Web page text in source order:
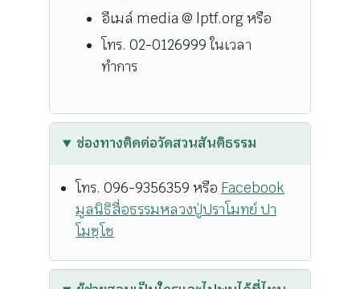
อีเมล์ media @ lptf.org หรือ
โทร. 02-0126999 ในเวลา
ทำการ
ช่องทางติดต่อวัดสวนสันติธรรม
โทร. 096-9356359 หรือ Facebook
มูลนิธิสื่อธรรมหลวงปู่ปราโมทย์ ปา
โมชฺโช